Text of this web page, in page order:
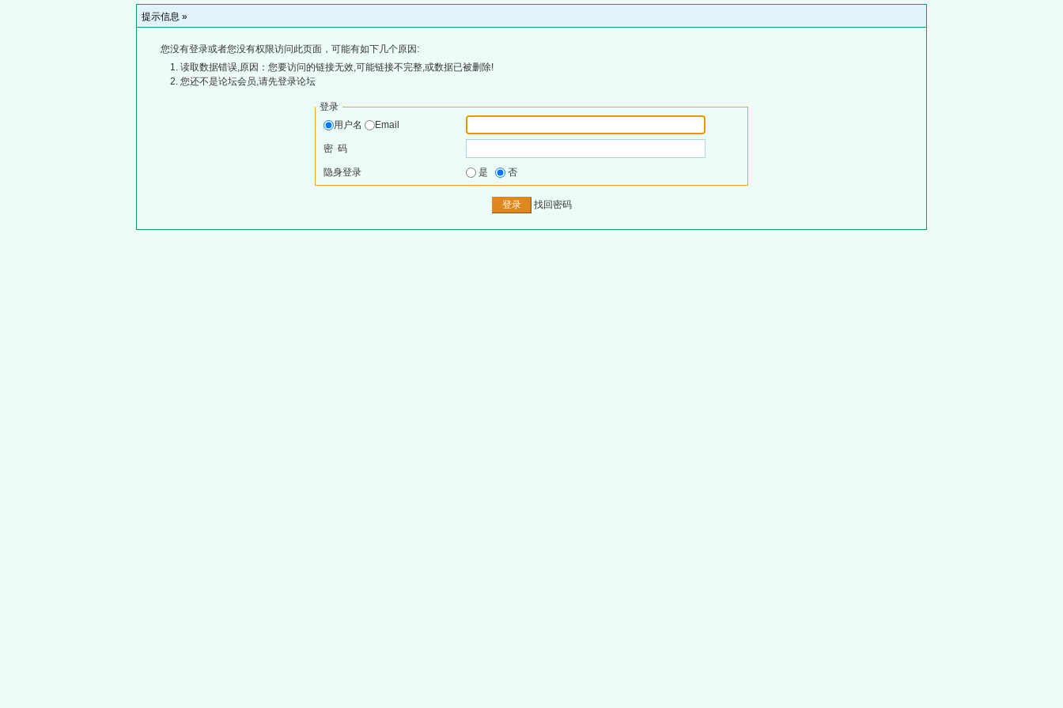
提示信息 »
您没有登录或者您没有权限访问此页面，可能有如下几个原因:
读取数据错误,原因：您要访问的链接无效,可能链接不完整,或数据已被删除!
您还不是论坛会员,请先登录论坛
登录
用户名
Email
密 码
隐身登录 是 否
找回密码